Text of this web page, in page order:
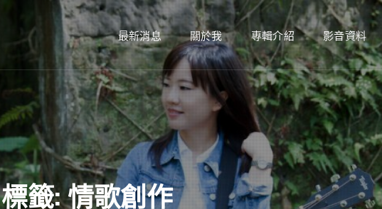
最新消息 關於我 專輯介紹 影音資料
標籤:情歌創作